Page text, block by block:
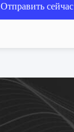
Отправить сейчас